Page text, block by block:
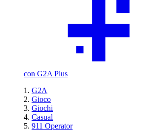
con G2A Plus
G2A
Gioco
Giochi
Casual
911 Operator